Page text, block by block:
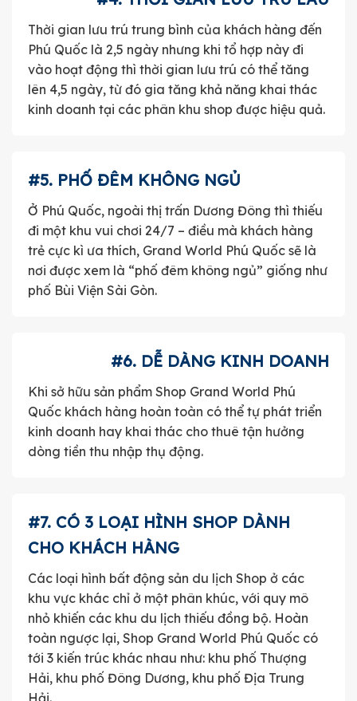
Thời gian lưu trú trung bình của khách hàng đến
Phú Quốc là 2,5 ngày nhưng khi tổ hợp này đi
vào hoạt động thì thời gian lưu trú có thể tăng
lên 4,5 ngày, từ đó gia tăng khả năng khai thác
kinh doanh tại các phân khu shop được hiệu quả.
#5. PHỐ ĐÊM KHÔNG NGỦ
Ở Phú Quốc, ngoài thị trấn Dương Đông thì thiếu
đi một khu vui chơi 24/7 – điều mà khách hàng
trẻ cực kì ưa thích, Grand World Phú Quốc sẽ là
nơi được xem là “phố đêm không ngủ” giống như
phố Bùi Viện Sài Gòn.
#6. DỄ DÀNG KINH DOANH
Khi sở hữu sản phẩm Shop Grand World Phú
Quốc khách hàng hoàn toàn có thể tự phát triển
kinh doanh hay khai thác cho thuê tận hưởng
dòng tiền thu nhập thụ động.
#7. CÓ 3 LOẠI HÌNH SHOP DÀNH
CHO KHÁCH HÀNG
Các loại hình bất động sản du lịch Shop ở các
khu vực khác chỉ ở một phân khúc, với quy mô
nhỏ khiến các khu du lịch thiếu đồng bộ. Hoàn
toàn ngược lại, Shop Grand World Phú Quốc có
tới 3 kiến trúc khác nhau như: khu phố Thượng
Hải, khu phố Đông Dương, khu phố Địa Trung